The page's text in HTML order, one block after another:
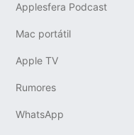
Applesfera Podcast
Mac portátil
Apple TV
Rumores
WhatsApp